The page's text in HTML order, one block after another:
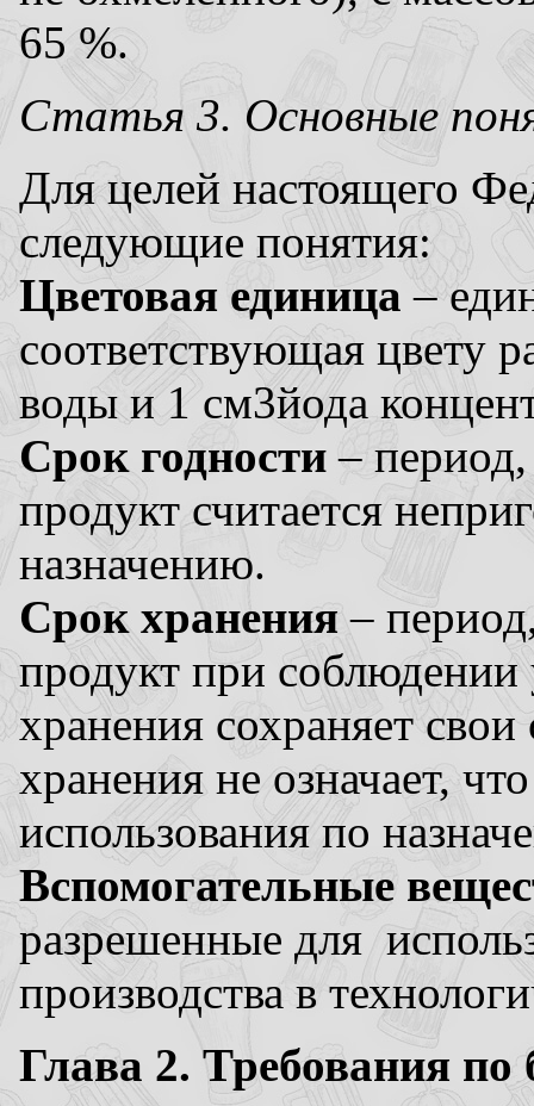
65 %.
Статья 3. Основные
Для целей настоящего
следующие понятия:
Цветовая единица –
соответствующая цвету
воды и 1 см3йода
Срок годности –
продукт считается
назначению.
Срок хранения–
продукт при соблюдении
хранения сохраняет
хранения не означает,
использования по
Вспомогательные
разрешенные для
производства в
Глава 2. Требования